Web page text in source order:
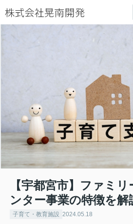
【宇都宮市】ファミ
ンター事業の特徴を解
子育て・教育施設 2024.05.18